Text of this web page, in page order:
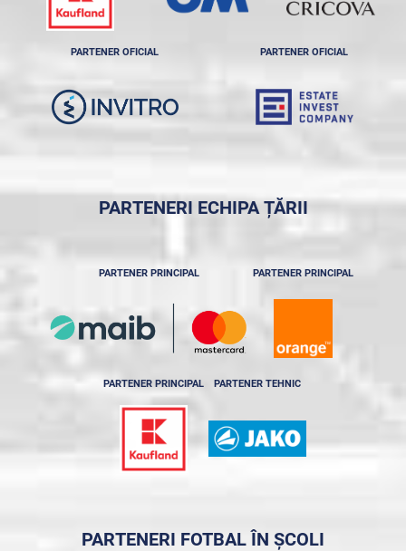
PARTENER OFICIAL PARTENER OFICIAL
PARTENERI ECHIPA ȚĂRII
PARTENER PRINCIPAL PARTENER PRINCIPAL
PARTENER PRINCIPAL PARTENER TEHNIC
PARTENERI FOTBAL ÎN ȘCOLI